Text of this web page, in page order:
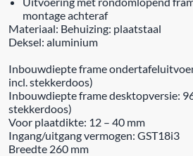
montage achteraf
Materiaal: Behuizing: plaatstaal
Deksel: aluminium
Inbouwdiepte frame
incl. stekkerdoos)
Inbouwdiepte frame desktopversie:
stekkerdoos)
Voor plaatdikte: 12 – 40 mm
Ingang/uitgang vermogen: GST18i3
Breedte 260 mm